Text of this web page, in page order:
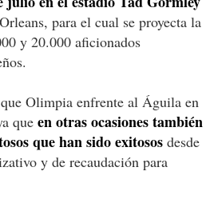
para el cual se proyecta la
y 20.000 aficionados
Olimpia enfrente al Águila en
que en otras ocasiones también
que han sido exitosos desde
y de recaudación para